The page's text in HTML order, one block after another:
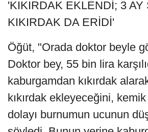
'KIKIRDAK EKLENDİ; 3 AY
KIKIRDAK DA ERİDİ'
Öğüt, "Orada doktor beyle
Doktor bey, 55 bin lira
kaburgamdan kıkırdak
kıkırdak ekleyeceğini, kemik
dolayı burnumun ucunun